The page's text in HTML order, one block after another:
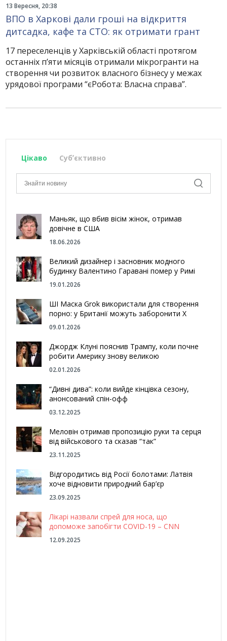
13 Вересня, 20:38
ВПО в Харкові дали гроші на відкриття
дитсадка, кафе та СТО: як отримати грант
17 переселенців у Харківській області протягом
останніх п’яти місяців отримали мікрогранти на
створення чи розвиток власного бізнесу у межах
урядової програми “єРобота: Власна справа”.
Цікаво Субʼєктивно
Маньяк, що вбив вісім жінок, отримав
довічне в США
18.06.2026
Великий дизайнер і засновник модного
будинку Валентино Гаравані помер у Римі
19.01.2026
ШІ Маска Grok використали для створення
порно: у Британії можуть заборонити Х
09.01.2026
Джордж Клуні пояснив Трампу, коли почне
робити Америку знову великою
02.01.2026
“Дивні дива”: коли вийде кінцівка сезону,
анонсований спін-офф
03.12.2025
Меловін отримав пропозицію руки та серця
від військового та сказав “так”
23.11.2025
Відгородитись від Росії болотами: Латвія
хоче відновити природний бар’єр
23.09.2025
Лікарі назвали спрей для носа, що
допоможе запобігти COVID-19 – CNN
12.09.2025